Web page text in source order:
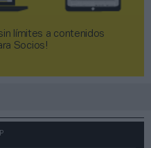
límites a contenidos
Socios!​​​​​​​